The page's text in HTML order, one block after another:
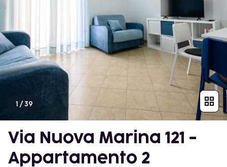
1 /39
Via Nuova Marina 121 -
Appartamento 2